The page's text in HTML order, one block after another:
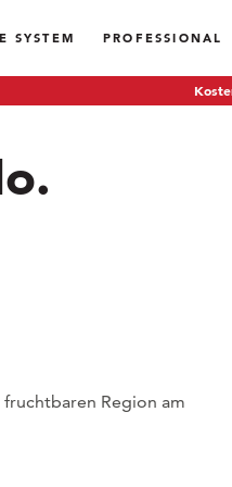
SYSTEM PROFESSIONAL
fruchtbaren Region am